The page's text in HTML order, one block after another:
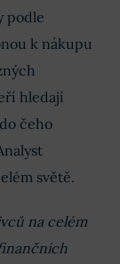
podle
k nákupu
hledají
čeho
světě.
na celém